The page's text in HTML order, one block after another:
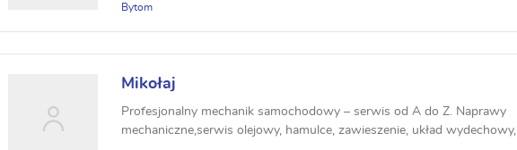
Bytom
Mikołaj
Profesjonalny mechanik samochodowy – serwis od A do Z. Naprawy
mechaniczne,serwis olejowy, hamulce, zawieszenie, układ wydechowy,